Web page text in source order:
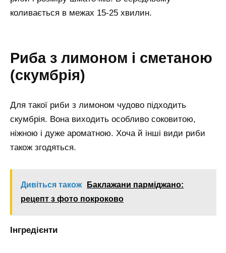
коливається в межах 15-25 хвилин.
Риба з лимоном і сметаною
(скумбрія)
Для такої риби з лимоном чудово підходить
скумбрія. Вона виходить особливо соковитою,
ніжною і дуже ароматною. Хоча й інші види риби
також згодяться.
Дивіться також
Баклажани парміджано:
рецепт з фото покроково
Інгредієнти